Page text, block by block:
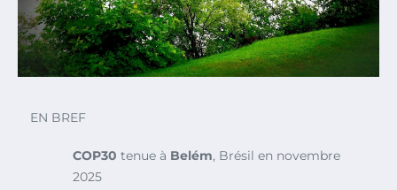
EN BREF
COP30 tenue à Belém, Brésil en novembre
2025